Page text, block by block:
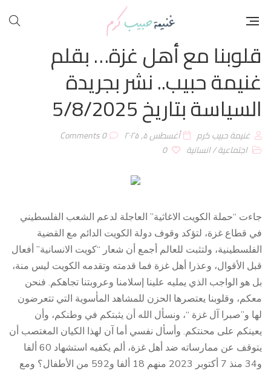
قلوبنا مع أهل غزة… بقلم
غنيمة حبيب.. نشر بجريدة
السياسة بتاريخ 5/8/2025
غنيمة حبيب كرم أغسطس ۵, ۲۰۲۵
0 Comments
اجتماعية/انسانية 0
جاءت “حملة الكويت الاغاثية” العاجلة لدعم الشعب الفلسطيني
في قطاع غزة، لتؤكد وقوف دولة الكويت الدائم مع القضية
الفلسطينية، ولتثبت للعالم أجمع أن شعار “كويت الانسانية” أفعال
قبل الأقوال، وعذرا أهل غزة فما قدمته وتقدمه الكويت ليس منة،
بل هو الواجب الذي يمليه علينا إسلامنا وعروبتنا تجاهكم. فنحن
معكم، وقلوبنا يعتصرها الحزن للمشاهد المأسوية التي تتعرضون
لها و”صبرا آل غزة “، ونسأل الله أن يثبتكم في وطنكم، وأن
يعينكم على محنتكم. وأسأل نفسي أما آن لهذا الكيان المغتصب أن
يتوقف عن ممارساته ضد أهل غزة، ألم يكفيه استشهاد 60 ألفا
و34 منذ 7 أكتوبر 2023 منهم 18 ألفا و592 من الأطفال؟ ومع